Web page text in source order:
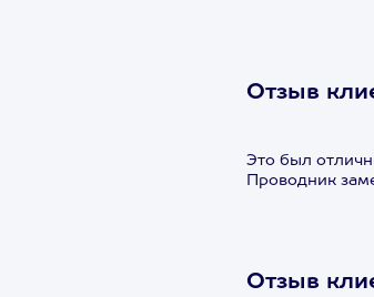
Отзыв
Это был
Проводник
Отзыв